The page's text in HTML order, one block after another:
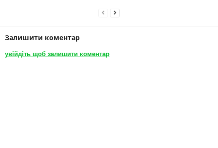
Залишити коментар
увійдіть щоб залишити коментар